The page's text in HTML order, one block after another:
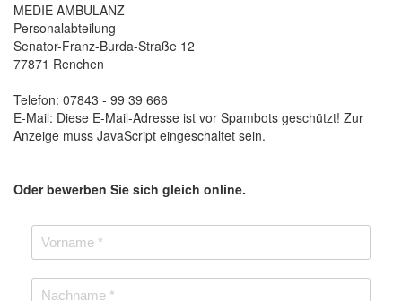
MEDIE AMBULANZ
Personalabteilung
Senator-Franz-Burda-Straße 12
77871 Renchen
Telefon: 07843 - 99 39 666
E-Mail: Diese E-Mail-Adresse ist vor Spambots geschützt! Zur
Anzeige muss JavaScript eingeschaltet sein.
Oder bewerben Sie sich gleich online.